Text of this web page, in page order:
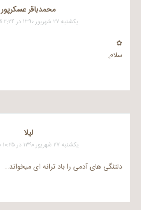
محمدباقر عسکرپور
یکشنبه ۲۷ شهریور ۱۳۹۰ در ۲:۲۴ قبل از ظهر
✿
سلام.
لیلا
یکشنبه ۲۷ شهریور ۱۳۹۰ در ۱۰:۲۵ بعد از ظهر
دلتنگی های آدمی را باد ترانه ای میخواند…